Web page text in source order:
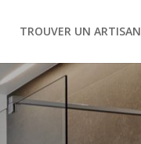
TROUVER UN ARTISAN